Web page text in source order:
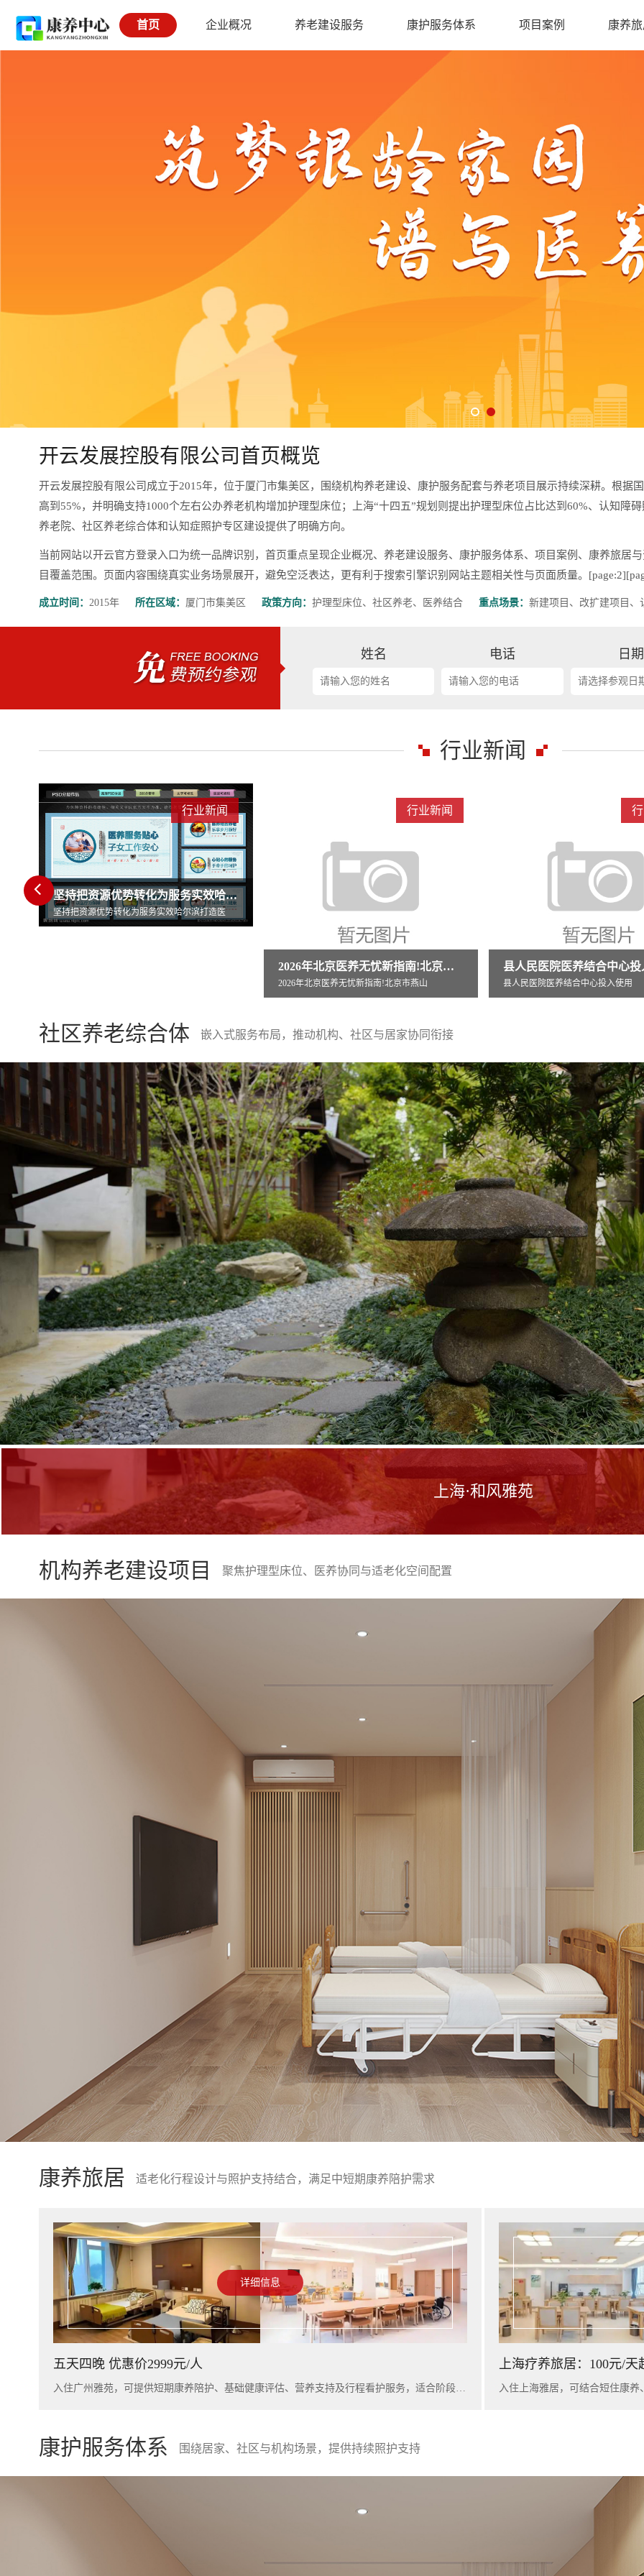
首页 企业概况 养老建设服务 康护服务体系 项目案例 康养
开云发展控股有限公司首页概览
开云发展控股有限公司成立于2015年，位于厦门市集美区，围绕机构养老建设、康护服务配套与养老项目展示持续深耕。根据
高到55%，并明确支持1000个左右公办养老机构增加护理型床位；上海“十四五”规划则提出护理型床位占比达到60%、认知障
养老院、社区养老综合体和认知症照护专区建设提供了明确方向。
当前网站以开云官方登录入口为统一品牌识别，首页重点呈现企业概况、养老建设服务、康护服务体系、项目案例、康养旅居
目覆盖范围。页面内容围绕真实业务场景展开，避免空泛表达，更有利于搜索引擎识别网站主题相关性与页面质量。
成立时间： 2015年 所在区域： 厦门市集美区 政策方向： 护理型床位、社区养老、医养结合 重点场景： 新建项目、改扩建项目、
姓名 电话 日期
行业新闻
行业新闻 行业新闻
县人民医院医养结合中心投入使用
县人民医院医养结合中心投入使用
抗衰老与医养结合交流活动倒计时10
社区养老综合体 嵌入式服务布局，推动机构、社区与居家协同衔接
上海·和风雅苑
机构养老建设项目 聚焦护理型床位、医养协同与适老化空间配置
康养旅居 适老化行程设计与照护支持结合，满足中短期康养陪护需求
详细信息
五天四晚 优惠价2999元/人
入住广州雅苑，可提供短期康养陪护、基础健康评估、营养支持及行程看护服务，适合阶段性休养与家庭陪护衔接。
上海疗养旅居：100元/天
康护服务体系 围绕居家、社区与机构场景，提供持续照护支持